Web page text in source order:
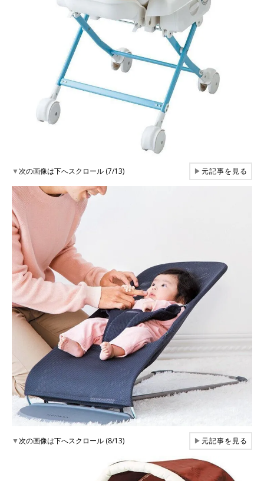
▼次の画像は下へスクロール (7/13) ▶元記事を見る
▼次の画像は下へスクロール (8/13) ▶元記事を見る